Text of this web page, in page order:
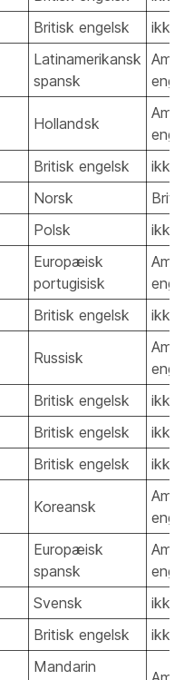
Britisk engelsk ikke
Latinamerikansk
spansk
Hollandsk
Britisk engelsk
ikke
Norsk
Polsk ikke
Europæisk
portugisisk
Britisk engelsk ikke
Russisk
Britisk engelsk
ikke
Britisk engelsk
ikke
Britisk engelsk ikke
Koreansk
Europæisk
spansk
Svensk
ikke
Britisk engelsk ikke
Mandarin